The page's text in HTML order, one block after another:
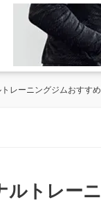
レーニングジムおすす
ルトレー